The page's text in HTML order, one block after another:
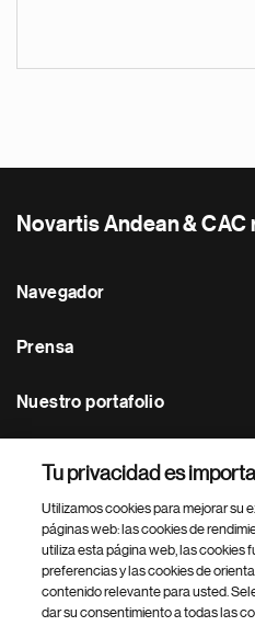
Novartis Andean & CAC
Navegador
Prensa
Nuestro portafolio
Footer Site Search
Tu privacidad es
Utilizamos cookies para mejorar su
páginas web: las cookies de
utiliza esta página web, las cookies
preferencias y las cookies de
contenido relevante para usted.
dar su consentimiento a todas las